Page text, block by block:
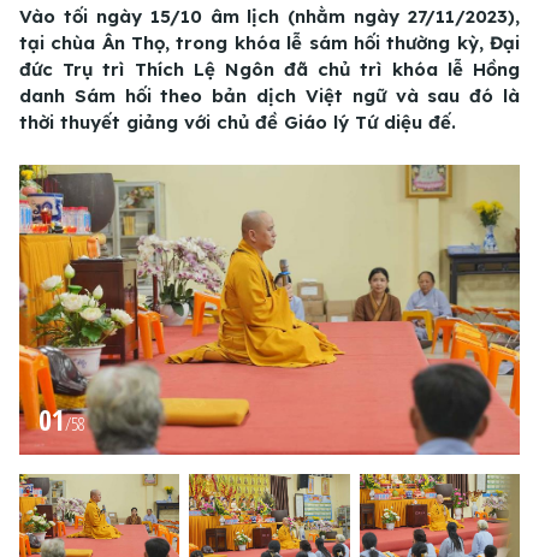
Vào tối ngày 15/10 âm lịch (nhằm ngày 27/11/2023),
tại chùa Ân Thọ, trong khóa lễ sám hối thường kỳ, Đại
đức Trụ trì Thích Lệ Ngôn đã chủ trì khóa lễ Hồng
danh Sám hối theo bản dịch Việt ngữ và sau đó là
thời thuyết giảng với chủ đề Giáo lý Tứ diệu đế.
01/58